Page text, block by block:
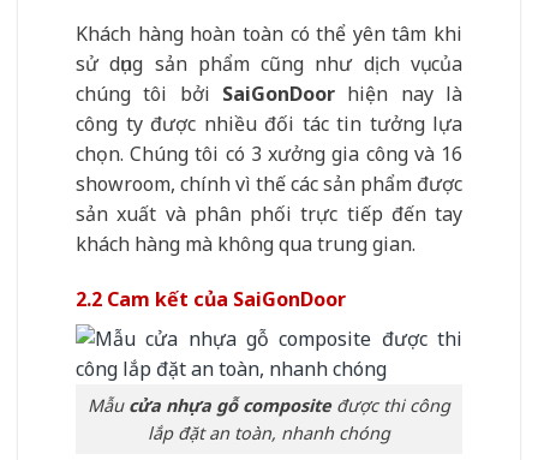
Khách hàng hoàn toàn có thể yên tâm khi
sử dụng sản phẩm cũng như dịch vụ của
chúng tôi bởi SaiGonDoor hiện nay là
công ty được nhiều đối tác tin tưởng lựa
chọn. Chúng tôi có 3 xưởng gia công và 16
showroom, chính vì thế các sản phẩm được
sản xuất và phân phối trực tiếp đến tay
khách hàng mà không qua trung gian.
2.2 Cam kết của SaiGonDoor
Mẫucửa nhựa gỗ compositeđược thi công
lắp đặt an toàn, nhanh chóng